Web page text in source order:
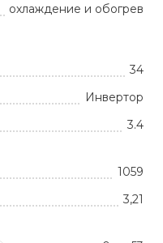
охлаждение и обогрев
34
Инвертор
3.4
1059
3,21